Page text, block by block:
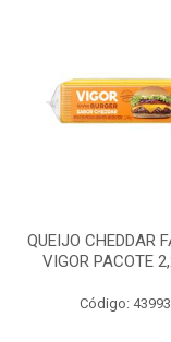
QUEIJO CHEDDAR
VIGOR PACOTE
Código: 43993